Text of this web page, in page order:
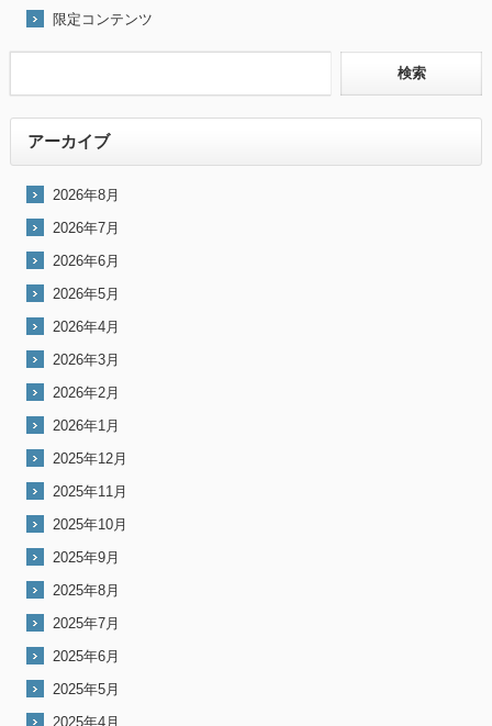
限定コンテンツ
アーカイブ
2026年8月
2026年7月
2026年6月
2026年5月
2026年4月
2026年3月
2026年2月
2026年1月
2025年12月
2025年11月
2025年10月
2025年9月
2025年8月
2025年7月
2025年6月
2025年5月
2025年4月